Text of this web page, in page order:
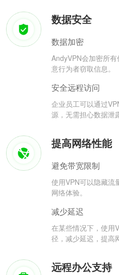
数据安全
数据加密
AndyVPN会加密所
意行为者窃取信息。
安全远程访问
企业员工可以通过
源，无需担心数据泄
提高网络性能
避免带宽限制
使用VPN可以隐藏流
网络体验。
减少延迟
在某些情况下，使用
径，减少延迟，提高
远程办公支持